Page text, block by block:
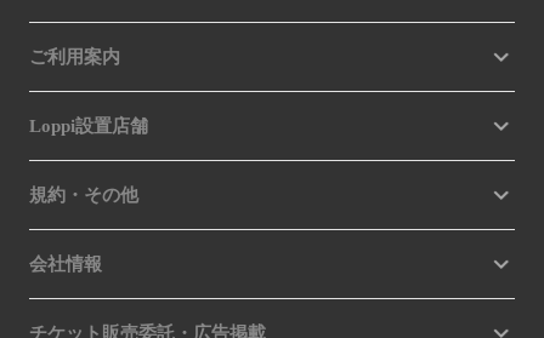
ご利用案内
Loppi設置店舗
規約・その他
会社情報
チケット販売委託・広告掲載